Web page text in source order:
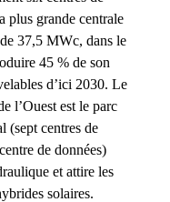
plus grande centrale
37,5 MWc, dans le
45 % de son
d’ici 2030. Le
l’Ouest est le parc
(sept centres de
de données)
et attire les
solaires.